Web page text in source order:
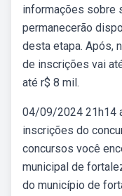
informações sobre
permanecerão
desta etapa. Após,
de inscrições vai
até r$ 8 mil.
04/09/2024 21h14
inscrições do
concursos você
municipal de
do município de